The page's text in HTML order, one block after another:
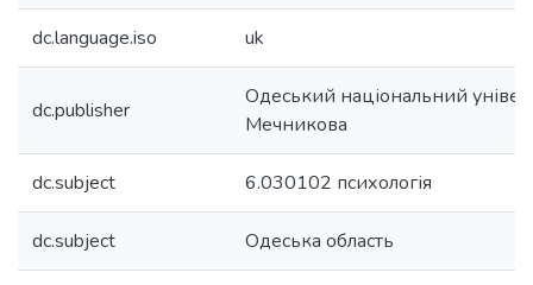
dc.language.iso uk
dc.publisher
Одеський національний
Мечникова
dc.subject 6.030102 психологія
dc.subject Одеська область